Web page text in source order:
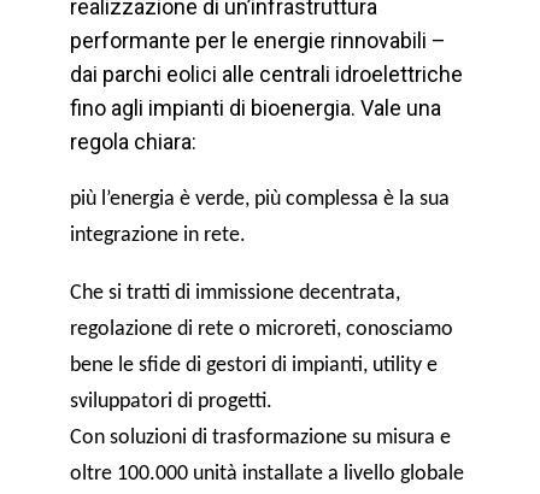
realizzazione di un’infrastruttura
performante per le energie rinnovabili –
dai parchi eolici alle centrali idroelettriche
fino agli impianti di bioenergia. Vale una
regola chiara:
più l’energia è verde, più complessa è la sua
integrazione in rete.
Che si tratti di immissione decentrata,
regolazione di rete o microreti, conosciamo
bene le sfide di gestori di impianti, utility e
sviluppatori di progetti.
Con soluzioni di trasformazione su misura e
oltre 100.000 unità installate a livello globale